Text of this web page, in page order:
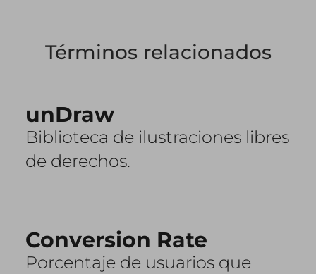
Términos relacionados
unDraw
Biblioteca de ilustraciones libres
de derechos.
Conversion Rate
Porcentaje de usuarios que